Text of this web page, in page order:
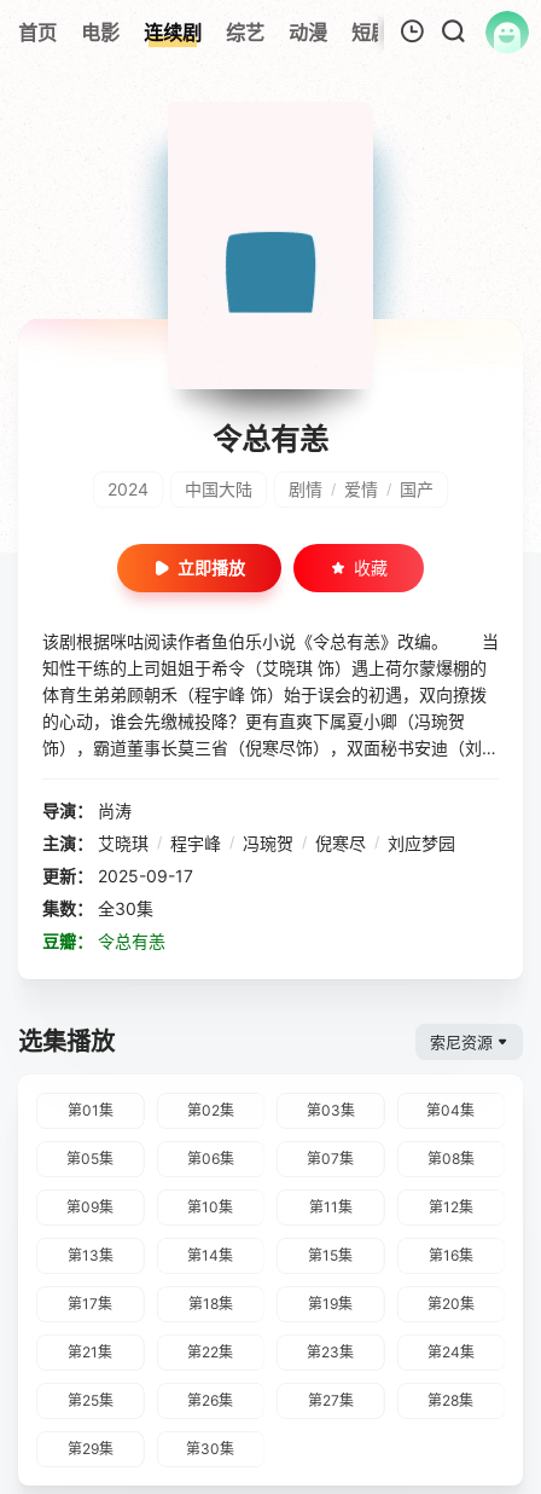
首页 电影 连续剧 综艺 动漫 短剧大全 纪录片
暂无观看影片的记录
令总有恙
2024 中国大陆 剧情 / 爱情 / 国产
立即播放 收藏
该剧根据咪咕阅读作者鱼伯乐小说《令总有恙》改编。 当
知性干练的上司姐姐于希令（艾晓琪 饰）遇上荷尔蒙爆棚的
体育生弟弟顾朝禾（程宇峰 饰）始于误会的初遇，双向撩拨
的心动，谁会先缴械投降？更有直爽下属夏小卿（冯琬贺
饰），霸道董事长莫三省（倪寒尽饰），双面秘书安迪（刘应
导演：
尚涛
主演：
艾晓琪 / 程宇峰 / 冯琬贺 / 倪寒尽 / 刘应梦园
更新：
2025-09-17
集数：
全30集
豆瓣：
令总有恙
选集播放 索尼资源
第01集 第02集 第03集 第04集
第05集 第06集 第07集 第08集
第09集 第10集 第11集 第12集
第13集 第14集 第15集 第16集
第17集 第18集 第19集 第20集
第21集 第22集 第23集 第24集
第25集 第26集 第27集 第28集
第29集 第30集